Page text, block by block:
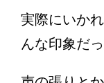
実際にいか
んな印象だ